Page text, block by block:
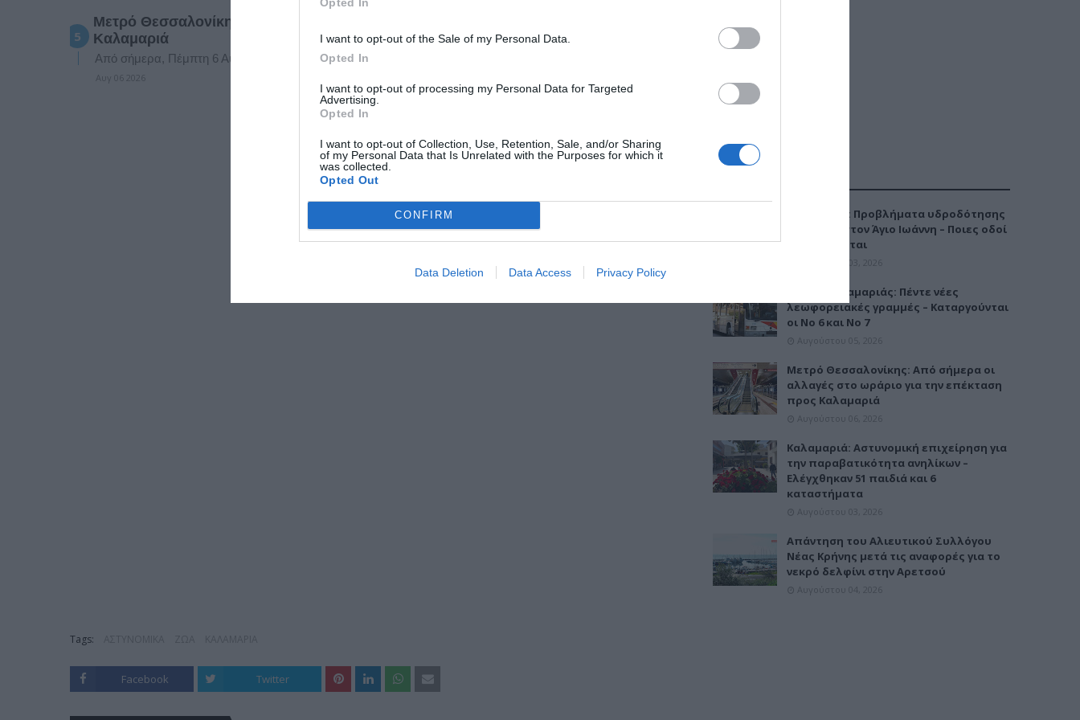
I want to opt-out of the Sale of my Personal Data.
Opted In
I want to opt-out of processing my Personal Data for Targeted
Advertising.
Opted In
I want to opt-out of Collection, Use, Retention, Sale, and/or Sharing
of my Personal Data that Is Unrelated with the Purposes for which it
was collected.
Opted Out
CONFIRM
Data Deletion Data Access Privacy Policy
Μετρό Θεσσαλονίκης: Από σήμερα οι αλλαγές στο ωράριο για την επέκταση προς
Καλαμαριά
Από σήμερα, Πέμπτη 6 Αυγούστου, τίθενται σε ισχύ οι έκτακτες αλλαγές στο ωράριο
Αυγ 06 2026
Tags:
Facebook Twitter
Καλαμαριά: Προβλήματα υδροδότησης
την Τρίτη στον Άγιο Ιωάννη – Ποιες οδοί
επηρεάζονται
Αυγούστου 03, 2026
Μετρό Καλαμαριάς: Πέντε νέες
λεωφορειακές γραμμές – Καταργούνται
οι Νο 6 και Νο 7
Αυγούστου 05, 2026
Μετρό Θεσσαλονίκης: Από σήμερα οι
αλλαγές στο ωράριο για την επέκταση
προς Καλαμαριά
Αυγούστου 06, 2026
Καλαμαριά: Αστυνομική επιχείρηση για
την παραβατικότητα ανηλίκων –
Ελέγχθηκαν 51 παιδιά και 6
καταστήματα
Αυγούστου 03, 2026
Απάντηση του Αλιευτικού Συλλόγου
Νέας Κρήνης μετά τις αναφορές για το
νεκρό δελφίνι στην Αρετσού
Αυγούστου 04, 2026